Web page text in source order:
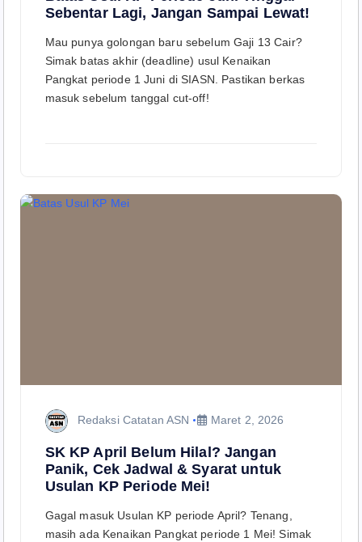
Sebentar Lagi, Jangan Sampai Lewat!
Mau punya golongan baru sebelum Gaji 13 Cair?
Simak batas akhir (deadline) usul Kenaikan
Pangkat periode 1 Juni di SIASN. Pastikan berkas
masuk sebelum tanggal cut-off!
Redaksi Catatan ASN Maret 2, 2026
SK KP April Belum Hilal? Jangan
Panik, Cek Jadwal & Syarat untuk
Usulan KP Periode Mei!
Gagal masuk Usulan KP periode April? Tenang,
masih ada Kenaikan Pangkat periode 1 Mei! Simak